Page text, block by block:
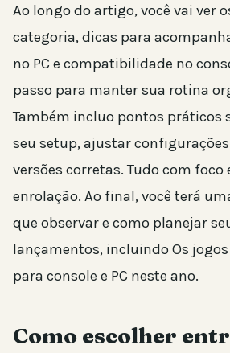
Ao longo do artigo, você vai ver
categoria, dicas para
no PC e compatibilidade no
passo para manter sua rotina
Também incluo pontos práticos
seu setup, ajustar
versões corretas. Tudo com
enrolação. Ao final, você terá
que observar e como planejar
lançamentos, incluindo Os
para console e PC neste ano.
Como escolher